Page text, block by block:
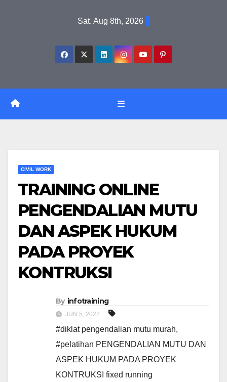
Sat. Aug 8th, 2026
CIVIL WORK
TRAINING ONLINE
PENGENDALIAN MUTU
DAN ASPEK HUKUM
PADA PROYEK
KONTRUKSI
By infotraining
JUN 5, 2022
#diklat pengendalian mutu murah,
#pelatihan PENGENDALIAN MUTU DAN
ASPEK HUKUM PADA PROYEK
KONTRUKSI fixed running